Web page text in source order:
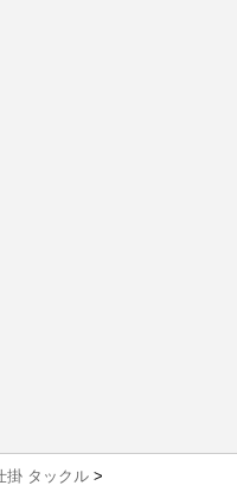
掛 タックル >